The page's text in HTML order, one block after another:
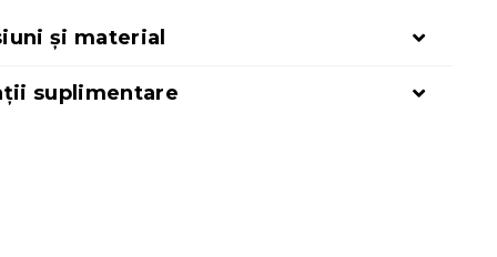
și material
suplimentare